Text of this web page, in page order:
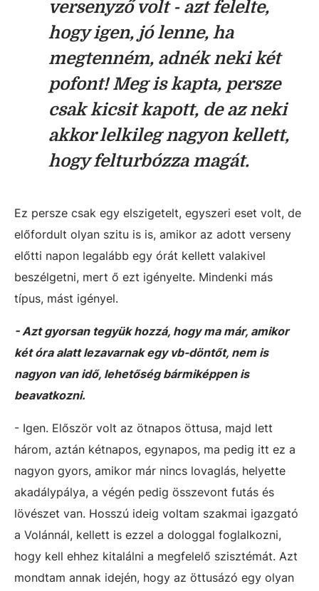
versenyző volt - azt felelte,
hogy igen, jó lenne, ha
megtenném, adnék neki két
pofont! Meg is kapta, persze
csak kicsit kapott, de az neki
akkor lelkileg nagyon kellett,
hogy felturbózza magát.
Ez persze csak egy elszigetelt, egyszeri eset volt, de
előfordult olyan szitu is is, amikor az adott verseny
előtti napon legalább egy órát kellett valakivel
beszélgetni, mert ő ezt igényelte. Mindenki más
típus, mást igényel.
- Azt gyorsan tegyük hozzá, hogy ma már, amikor
két óra alatt lezavarnak egy vb-döntőt, nem is
nagyon van idő, lehetőség bármiképpen is
beavatkozni.
- Igen. Először volt az ötnapos öttusa, majd lett
három, aztán kétnapos, egynapos, ma pedig itt ez a
nagyon gyors, amikor már nincs lovaglás, helyette
akadálypálya, a végén pedig összevont futás és
lövészet van. Hosszú ideig voltam szakmai igazgató
a Volánnál, kellett is ezzel a dologgal foglalkozni,
hogy kell ehhez kitalálni a megfelelő szisztémát. Azt
mondtam annak idején, hogy az öttusázó egy olyan